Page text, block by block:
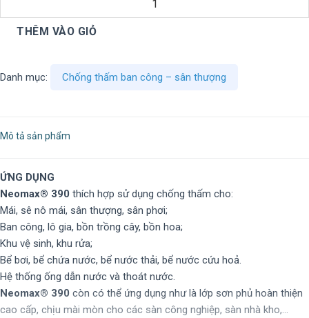
THÊM VÀO GIỎ
Danh mục: Chống thấm ban công – sân thượng
Mô tả sản phẩm
ỨNG DỤNG
Neomax® 390 thích hợp sử dụng chống thấm cho:
Mái, sê nô mái, sân thượng, sân phơi;
Ban công, lô gia, bồn trồng cây, bồn hoa;
Khu vệ sinh, khu rửa;
Bể bơi, bể chứa nước, bể nước thải, bể nước cứu hoả.
Hệ thống ống dẫn nước và thoát nước.
Neomax® 390 còn có thể ứng dụng như là lớp sơn phủ hoàn thiện
cao cấp, chịu mài mòn cho các sàn công nghiệp, sàn nhà kho,...